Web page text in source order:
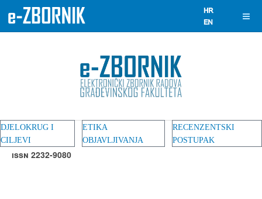
DJELOKRUG I
CILJEVI
ETIKA
OBJAVLJIVANJA
RECENZENTSKI
POSTUPAK
ISSN 2232-9080